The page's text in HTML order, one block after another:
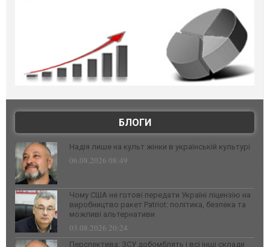
БЛОГИ
Надія лише на культ жінки в українській культурі
06.08.2026 08:49
Чому США не готові передати Україні ліцензію на
виробництво ракет Patriot: політика, безпека та
можливі альтернативи
03.08.2026 20:24
Перспектива: ЗСУ добомблять і всі інші склади